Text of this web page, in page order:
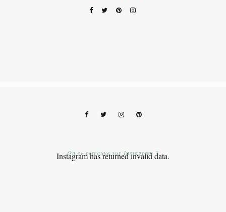
Instagram has returned invalid data.
On se retrouve sur Instagram ?